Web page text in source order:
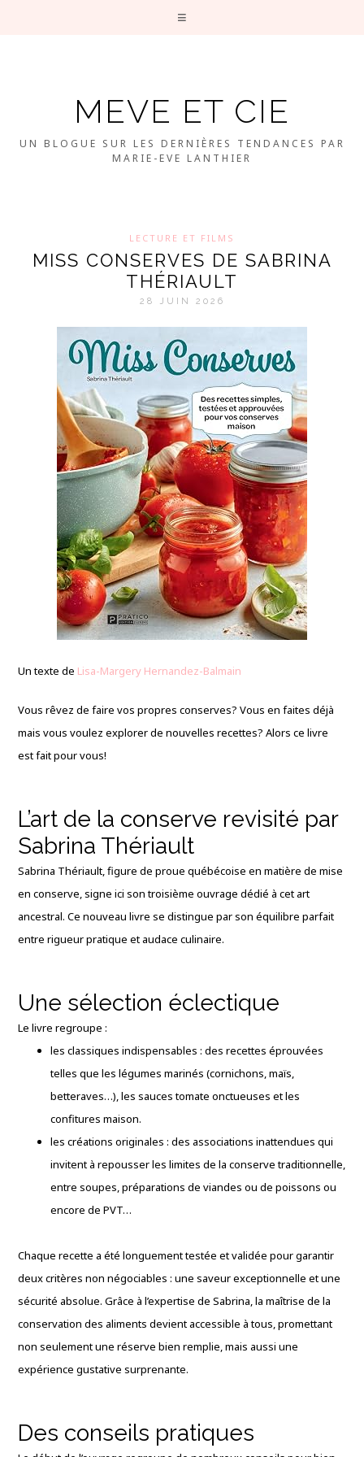
MEVE ET CIE
UN BLOGUE SUR LES DERNIÈRES TENDANCES PAR
MARIE-EVE LANTHIER
LECTURE ET FILMS
MISS CONSERVES DE SABRINA
THÉRIAULT
28 JUIN 2026
Un texte de Lisa-Margery Hernandez-Balmain
Vous rêvez de faire vos propres conserves? Vous en faites déjà
mais vous voulez explorer de nouvelles recettes? Alors ce livre
est fait pour vous!
L’art de la conserve revisité par
Sabrina Thériault
Sabrina Thériault, figure de proue québécoise en matière de mise
en conserve, signe ici son troisième ouvrage dédié à cet art
ancestral. Ce nouveau livre se distingue par son équilibre parfait
entre rigueur pratique et audace culinaire.
Une sélection éclectique
Le livre regroupe :
les classiques indispensables : des recettes éprouvées
telles que les légumes marinés (cornichons, maïs,
betteraves…), les sauces tomate onctueuses et les
confitures maison.
les créations originales : des associations inattendues qui
invitent à repousser les limites de la conserve traditionnelle,
entre soupes, préparations de viandes ou de poissons ou
encore de PVT…
Chaque recette a été longuement testée et validée pour garantir
deux critères non négociables : une saveur exceptionnelle et une
sécurité absolue. Grâce à l’expertise de Sabrina, la maîtrise de la
conservation des aliments devient accessible à tous, promettant
non seulement une réserve bien remplie, mais aussi une
expérience gustative surprenante.
Des conseils pratiques